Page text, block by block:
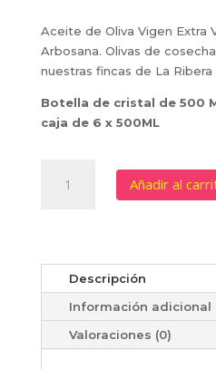
Aceite de Oliva Vigen Extra
Arbosana. Olivas de
nuestras fincas de La Ribera
Botella de cristal de 500
caja de 6 x 500ML
ARBOSANA
Sibaritas
del
Trujal
cantidad
Añadir al
Descripción
Información adicional
Valoraciones (0)